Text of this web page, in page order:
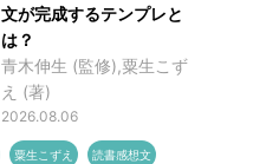
文が完成するテンプレと
は？
青木伸生 (監修),粟生こず
え (著)
2026.08.06
粟生こずえ 読書感想文